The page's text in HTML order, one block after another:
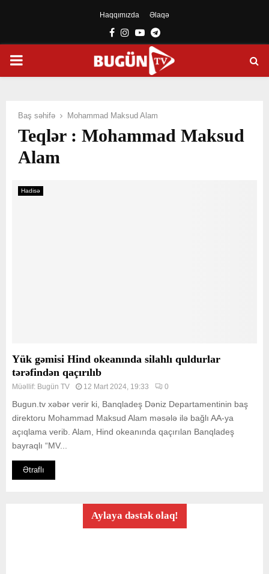
Haqqımızda Əlaqə
Facebook
Instagram
YoutubeTelegram
PRIMARY
Baş səhifə Mohammad Maksud Alam
Teqlər : Mohammad Maksud
Alam
Hadisə
Yük gəmisi Hind okeanında silahlı quldurlar
tərəfindən qaçırılıb
Müəllif: Bugün TV 12 Mart 2024, 19:33 0
Bugun.tv xəbər verir ki, Banqladeş Dəniz Departamentinin baş
direktoru Mohammad Maksud Alam məsələ ilə bağlı AA-ya
açıqlama verib. Alam, Hind okeanında qaçırılan Banqladeş
bayraqlı “MV...
Ətraflı
Aylaya dəstək olaq!